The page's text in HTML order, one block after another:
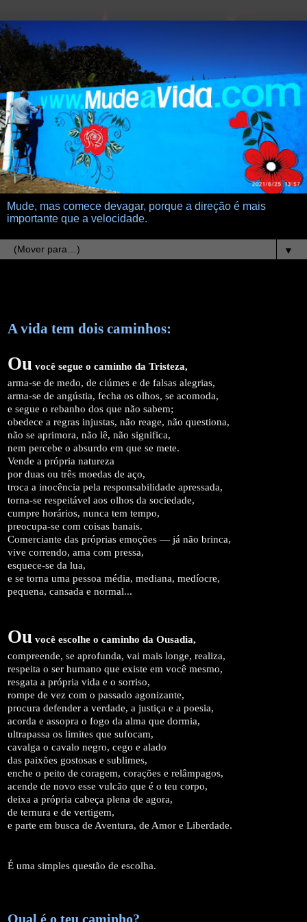
Mude, mas comece devagar, porque a direção é mais
importante que a velocidade.
▼
A vida tem dois caminhos:
Ou você segue o caminho da Tristeza,
arma-se de medo, de ciúmes e de falsas alegrias,
arma-se de angústia, fecha os olhos, se acomoda,
e segue o rebanho dos que não sabem;
obedece a regras injustas, não reage, não questiona,
não se aprimora, não lê, não significa,
nem percebe o absurdo em que se mete.
Vende a própria natureza
por duas ou três moedas de aço,
troca a inocência pela responsabilidade apressada,
torna-se respeitável aos olhos da sociedade,
cumpre horários, nunca tem tempo,
preocupa-se com coisas banais.
Comerciante das próprias emoções — já não brinca,
vive correndo, ama com pressa,
esquece-se da lua,
e se torna uma pessoa média, mediana, medíocre,
pequena, cansada e normal...
Ou você escolhe o caminho da Ousadia,
compreende, se aprofunda, vai mais longe, realiza,
respeita o ser humano que existe em você mesmo,
resgata a própria vida e o sorriso,
rompe de vez com o passado agonizante,
procura defender a verdade, a justiça e a poesia,
acorda e assopra o fogo da alma que dormia,
ultrapassa os limites que sufocam,
cavalga o cavalo negro, cego e alado
das paixões gostosas e sublimes,
enche o peito de coragem, corações e relâmpagos,
acende de novo esse vulcão que é o teu corpo,
deixa a própria cabeça plena de agora,
de ternura e de vertigem,
e parte em busca de Aventura, de Amor e Liberdade.
É uma simples questão de escolha.
Qual é o teu caminho?